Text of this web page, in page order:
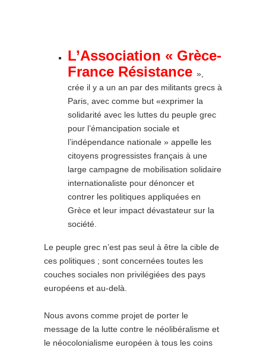
L’Association « Grèce-
France Résistance »,
crée il y a un an par des militants grecs à
Paris, avec comme but «exprimer la
solidarité avec les luttes du peuple grec
pour l’émancipation sociale et
l’indépendance nationale » appelle les
citoyens progressistes français à une
large campagne de mobilisation solidaire
internationaliste pour dénoncer et
contrer les politiques appliquées en
Grèce et leur impact dévastateur sur la
société.
Le peuple grec n’est pas seul à être la cible de
ces politiques ; sont concernées toutes les
couches sociales non privilégiées des pays
européens et au-delà.
Nous avons comme projet de porter le
message de la lutte contre le néolibéralisme et
le néocolonialisme européen à tous les coins